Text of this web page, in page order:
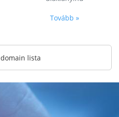
Tovább »
lista